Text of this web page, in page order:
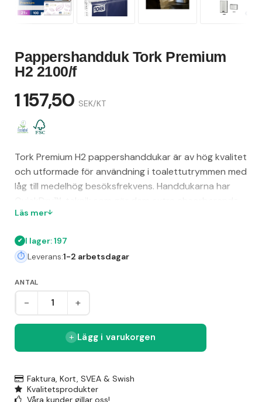
Pappershandduk Tork Premium
H2 2100/f
1 157,50 SEK/KT
Tork Premium H2 pappershanddukar är av hög kvalitet
och utformade för användning i toalettutrymmen med
låg till medelhög besöksfrekvens. Handdukarna har
och effektiva, vilket leder till mindre förbrukning och
de en exklusiv upplevelse samtidigt som de är
miljövänliga, certifierade med FSC och EU Ecolabel.
förpackningar om 100 stycken, med måtten 212 x 340
mm (BxH).
Läs mer
I lager: 197
Leverans:1-2 arbetsdagar
ANTAL
- +
Lägg i varukorgen
Faktura, Kort, SVEA & Swish
Kvalitetsprodukter
Våra kunder gillar oss!